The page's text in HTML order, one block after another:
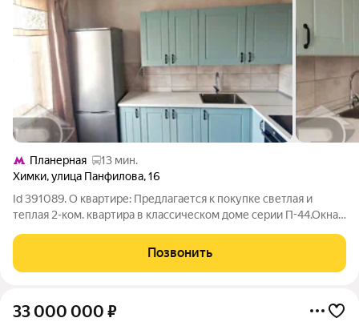
Планерная
13 мин.
Химки,улица Панфилова,16
Id 391089. О квартире: Предлагается к покупке светлая и
теплая 2-ком. квартира в классическом доме серии П-44.Окна
обеспечивает отличную инсоляцию и естественную
вентиляцию. Общая площадь - 58 кв.м.+
Позвонить
33 000 000 ₽